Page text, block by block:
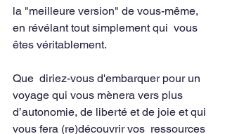
la "meilleure version" de vous-même,
en révélant tout simplement qui  vous
êtes véritablement.
Que  diriez-vous d'embarquer pour un
voyage qui vous mènera vers plus
d’autonomie, de liberté et de joie et qui
vous fera (re)découvrir vos  ressources